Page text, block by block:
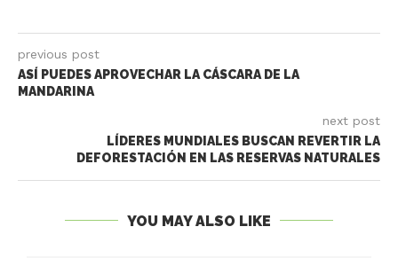
previous post
ASÍ PUEDES APROVECHAR LA CÁSCARA DE LA
MANDARINA
next post
LÍDERES MUNDIALES BUSCAN REVERTIR LA
DEFORESTACIÓN EN LAS RESERVAS NATURALES
YOU MAY ALSO LIKE